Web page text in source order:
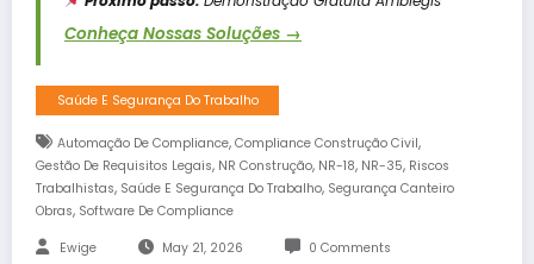
Conheça Nossas Soluções →
Saúde E Segurança Do Trabalho
Automação De Compliance, Compliance Construção Civil,
Gestão De Requisitos Legais, NR Construção, NR-18, NR-35, Riscos
Trabalhistas, Saúde E Segurança Do Trabalho, Segurança Canteiro
Obras, Software De Compliance
Ewige May 21, 2026 0 Comments